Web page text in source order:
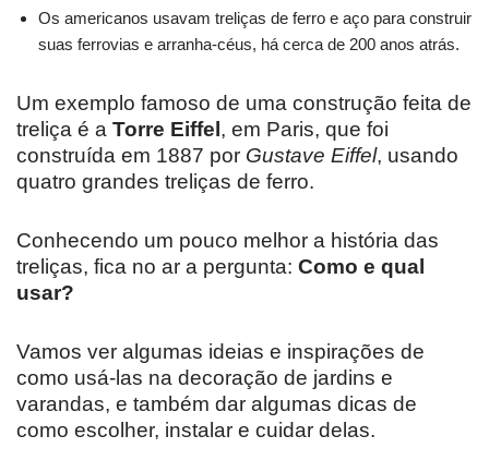
Os americanos usavam treliças de ferro e aço para construir
suas ferrovias e arranha-céus, há cerca de 200 anos atrás.
Um exemplo famoso de uma construção feita de
treliça é a Torre Eiffel , em Paris, que foi
construída em 1887 por Gustave Eiffel, usando
quatro grandes treliças de ferro.
Conhecendo um pouco melhor a história das
treliças, fica no ar a pergunta: Como e qual
usar?
Vamos ver algumas ideias e inspirações de
como usá-las na decoração de jardins e
varandas, e também dar algumas dicas de
como escolher, instalar e cuidar delas.